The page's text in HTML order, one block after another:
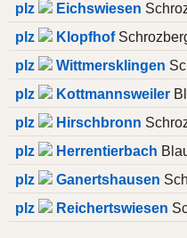
plz
Eichswiesen
plz
Klopfhof
plz
Wittmersklingen
plz
Kottmannsweiler
plz
Hirschbronn
plz
Herrentierbach
plz
Ganertshausen
plz
Reichertswiesen